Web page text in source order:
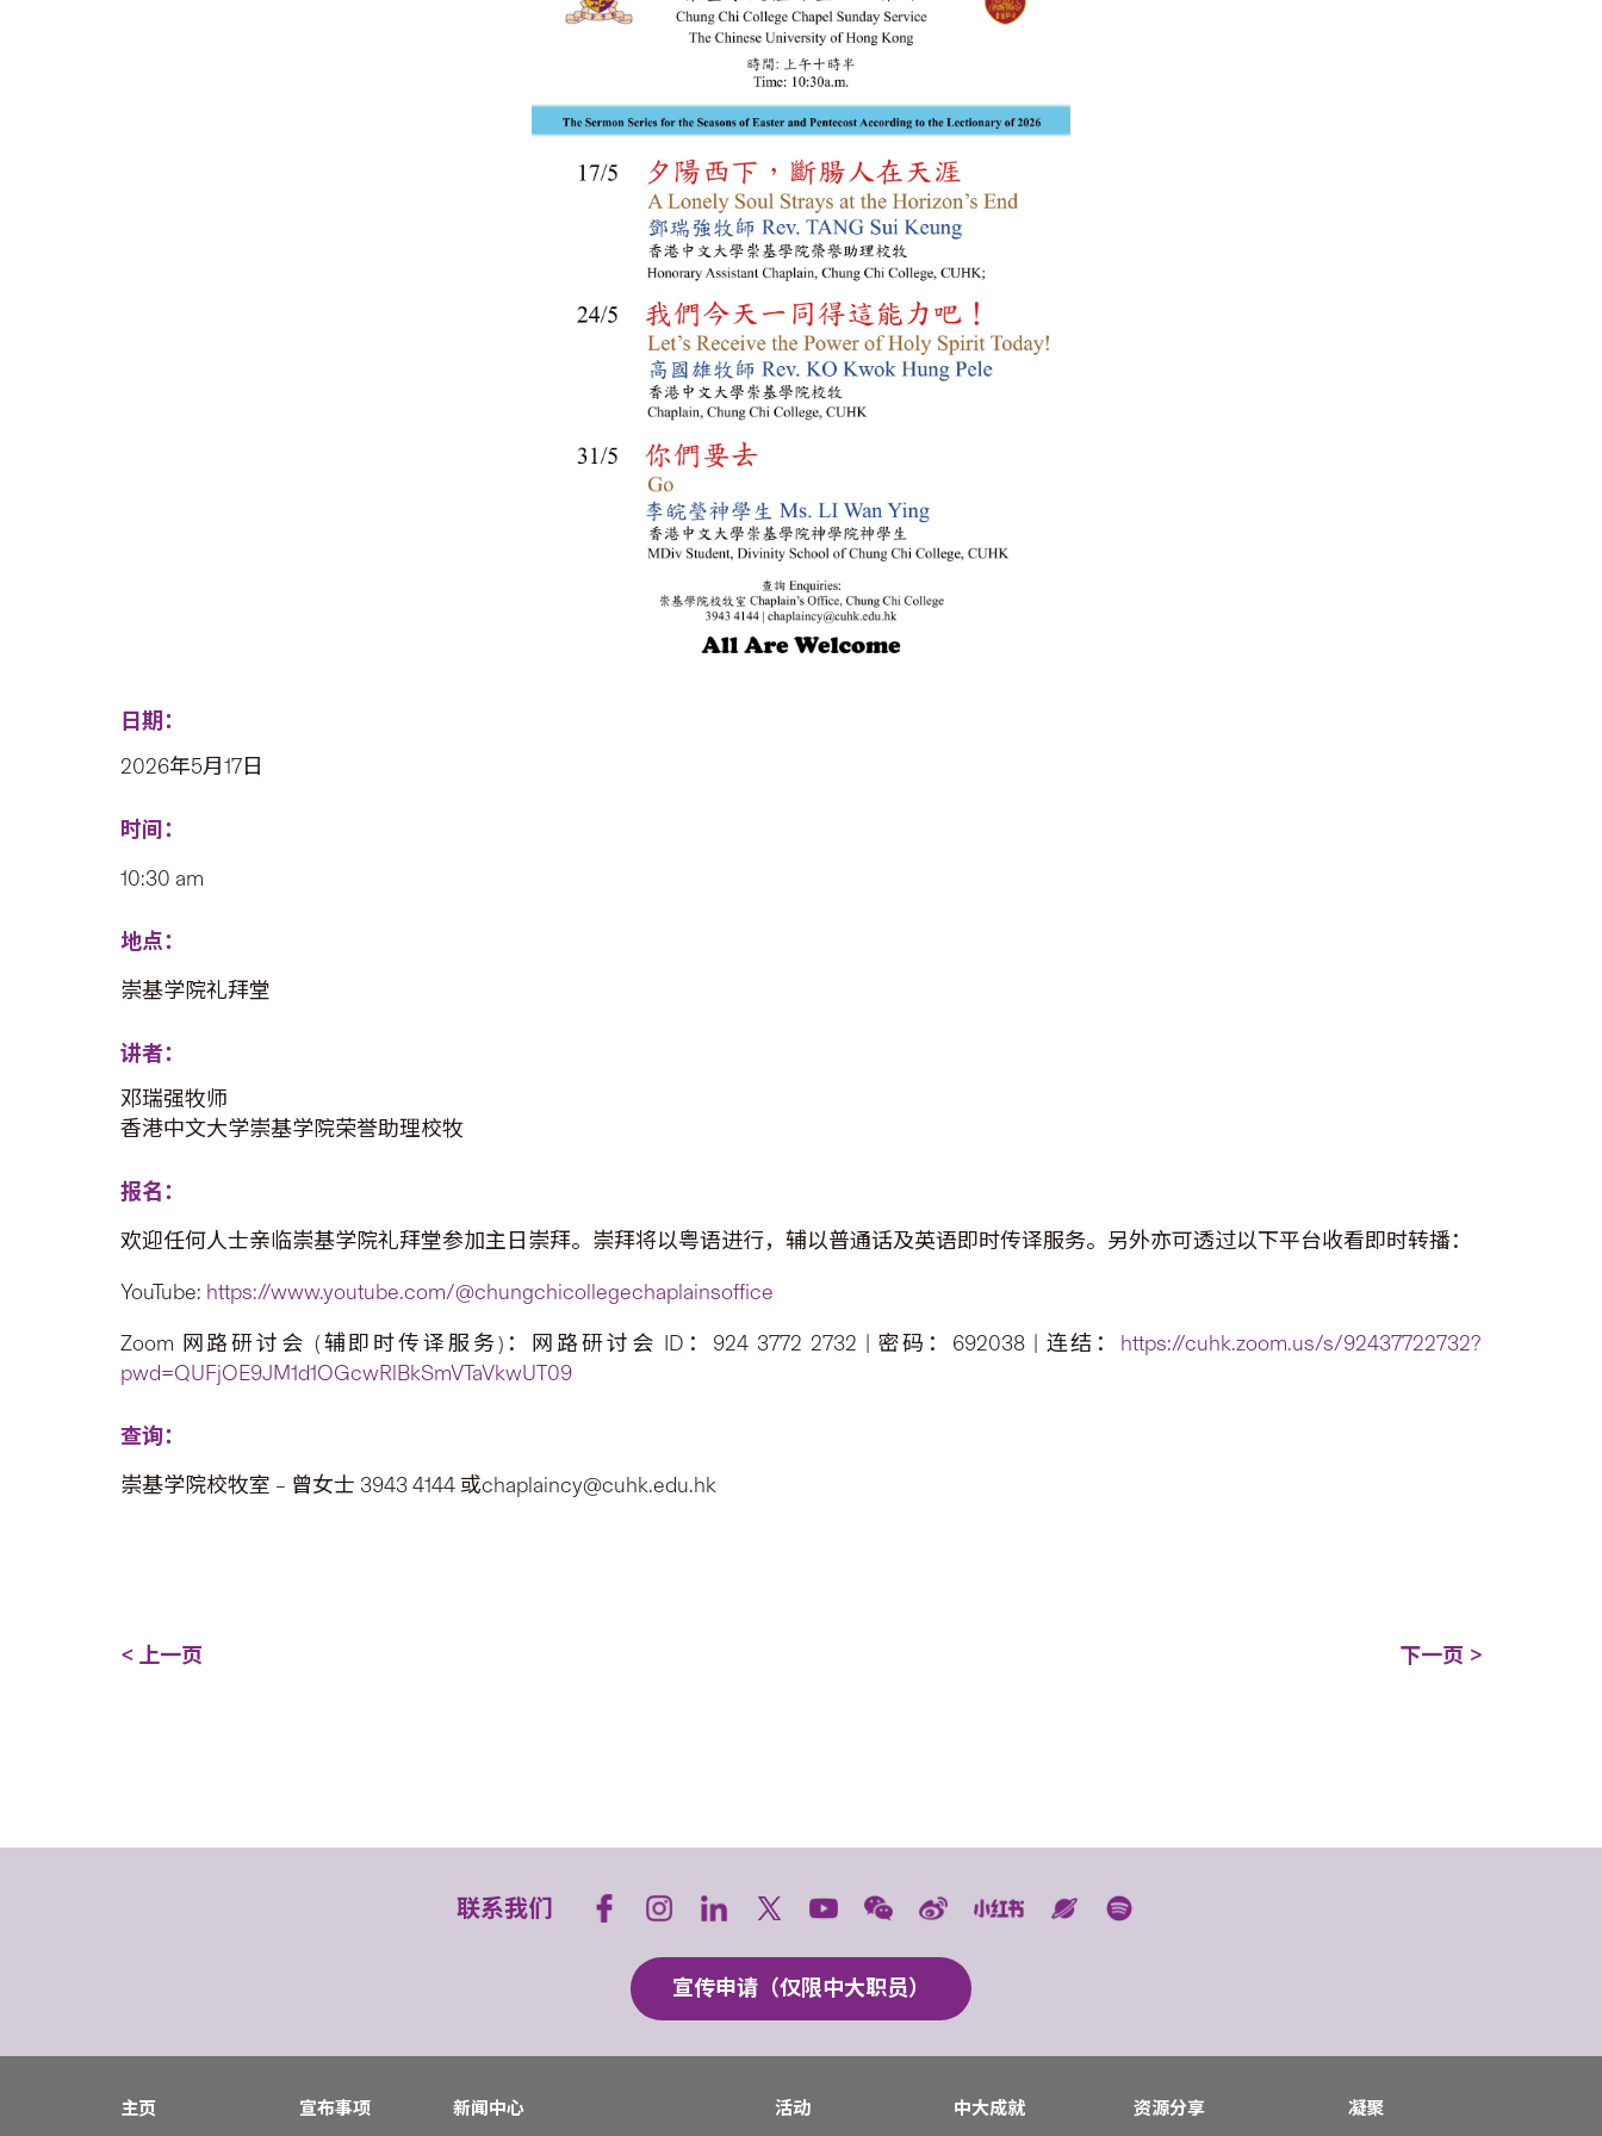
日期：
2026年5月17日
时间：
10:30 am
地点：
崇基学院礼拜堂
讲者：
邓瑞强牧师
香港中文大学崇基学院荣誉助理校牧
报名：
欢迎任何人士亲临崇基学院礼拜堂参加主日崇拜。崇拜将以粤语进行，辅以普通话及英语即时传译服务。另外亦可透过以下平台收看即时转播：
YouTube: https://www.youtube.com/@chungchicollegechaplainsoffice
Zoom 网路研讨会 (辅即时传译服务)：网路研讨会 ID：924 3772 2732 | 密码：692038 | 连结： https://cuhk.zoom.us/s/92437722732?
pwd=QUFjOE9JM1d1OGcwRlBkSmVTaVkwUT09
查询：
崇基学院校牧室 – 曾女士 3943 4144 或chaplaincy@cuhk.edu.hk
< 上一页 下一页 >
联系我们
宣传申请（仅限中大职员）
主页 宣布事项 新闻中心 活动 中大成就 资源分享 凝聚